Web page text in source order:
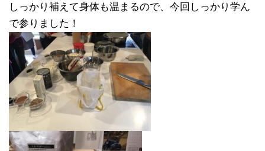
しっかり補えて身体も温まるので、今回しっかり学ん
で参りました！